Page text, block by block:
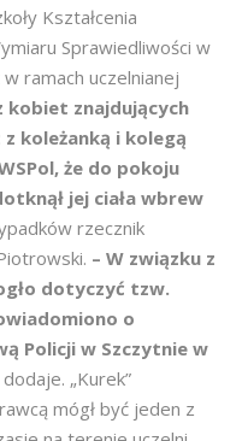
Kształcenia
Sprawiedliwości w
ramach uczelnianej
kobiet znajdujących
koleżanką i kolegą
że do pokoju
jej ciała wbrew
rzecznik
– W związku z
dotyczyć tzw.
o
Policji w Szczytnie w
dodaje. „Kurek”
mógł być jeden z